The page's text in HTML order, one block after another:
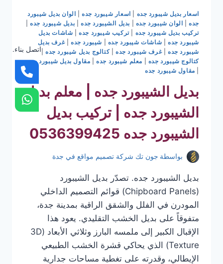
اسعار بديل شيبورد جده اسعار شيبورد جده| الوان بديل شيبورد
جده| الوان شيبورد جده بديل الشيبورد جده بديل شيبورد جده|
تركيب بديل شيبورد جده |تركيب شيبورد جده| شاشات بديل
شيبورد جده| شاشات شيبورد جده شيبورد جده |غرف بديل
شيبورد جده|غرف شيبورد جده |كتالوج بديل شيبورد جده|
كتالوج شيبورد جده
معلم شيبورد جده| مقاول بديل شيبورد جده
مقاول شيبورد جده
بديل الشيبورد جده | معلم بديل
الشيبورد جده | تركيب بديل
الشيبورد جده 0536399425
بواسطة جون تك شركة تصميم مواقع في جدة
بديل الشيبورد جده. تصدّر بديل الشيبورد
(Chipboard Panels) قوائم التصميم الداخلي
المودرن في الفلل والشقق الراقية بمدينة جدة،
متفوقاً على بديل الخشب التقليدي. يعود هذا
الإقبال الكبير إلى ملمسه البارز وثلاثي الأبعاد (3D
Texture) الذي يحاكي قشرة الخشب الطبيعي
الإيطالي، وقدرته على تغطية مساحات جدارية
اتصل بناء.